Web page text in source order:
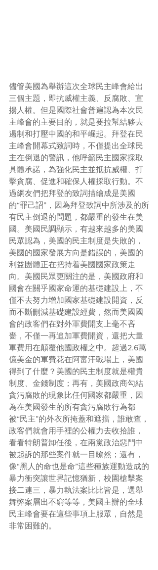
儘管美國為舉辦這次全球民主峰會給出
三個主題，即抗威權主義、反腐敗、宣
揚人權。但是國際社會普遍認為本次民
主峰會的主要目的，就是要拉幫結夥去
遏制和打壓中國的和平崛起。拜登在民
主峰會開幕式致詞時，不僅提出全球民
主在倒退的警訊，他呼籲民主國家採取
具體承諾，為強化民主並抵抗威權、打
擊貪腐、促進和確保人權採取行動。不
過網友們把拜登的致詞描繪成是美國
的“罪己詔”，因為拜登致詞中所涉及的所
有民主倒退的問題，都嚴重的發生在美
國。美國民調顯示，有越來越多的美國
民眾認為，美國的民主制度是失敗的，
美國的國家發展方向是錯誤的，美國的
利益團體正在把持着美國國家政策走
向。美國民眾更關注的是，美國政府和
國會在關乎國家命運的基礎建設上，不
僅不去努力增加國家基礎建設開資，反
而不斷刪減基礎建設經費，然而美國國
會的政客們在對外軍費開支上毫不吝
嗇，不僅一再追加軍費開資，還把大量
軍費用在顛覆他國政權之中。超過2.6萬
億美金的軍費花在阿富汗戰場上，美國
得到了什麼？美國的民主制度就是權貴
制度、金錢制度；再有，美國政商勾結
貪污腐敗的現象比任何國家都嚴重，因
為在美國發生的所有貪污腐敗行為都
被“民主”的外衣所掩蓋和遮擋，誰敢查，
政客們就會用手裡的公權力去收拾誰，
看看特朗普卸任後，在兩黨政治惡鬥中
被起訴的那些案件就一目瞭然；還有，
像“黑人的命也是命”這些種族運動造成的
暴力衝突讓世界記憶猶新，校園槍擊案
接二連三，暴力執法案比比皆是，選舉
舞弊案層出不窮等等，美國主辦的全球
民主峰會要在這些事項上服眾，自然是
非常困難的。